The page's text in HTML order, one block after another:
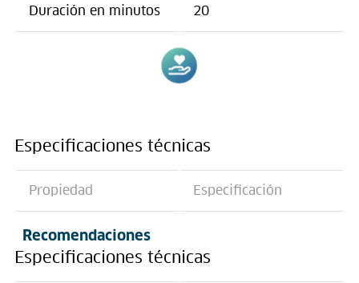
Duración en minutos 20
Especificaciones técnicas
Propiedad Especificación
Recomendaciones
Especificaciones técnicas